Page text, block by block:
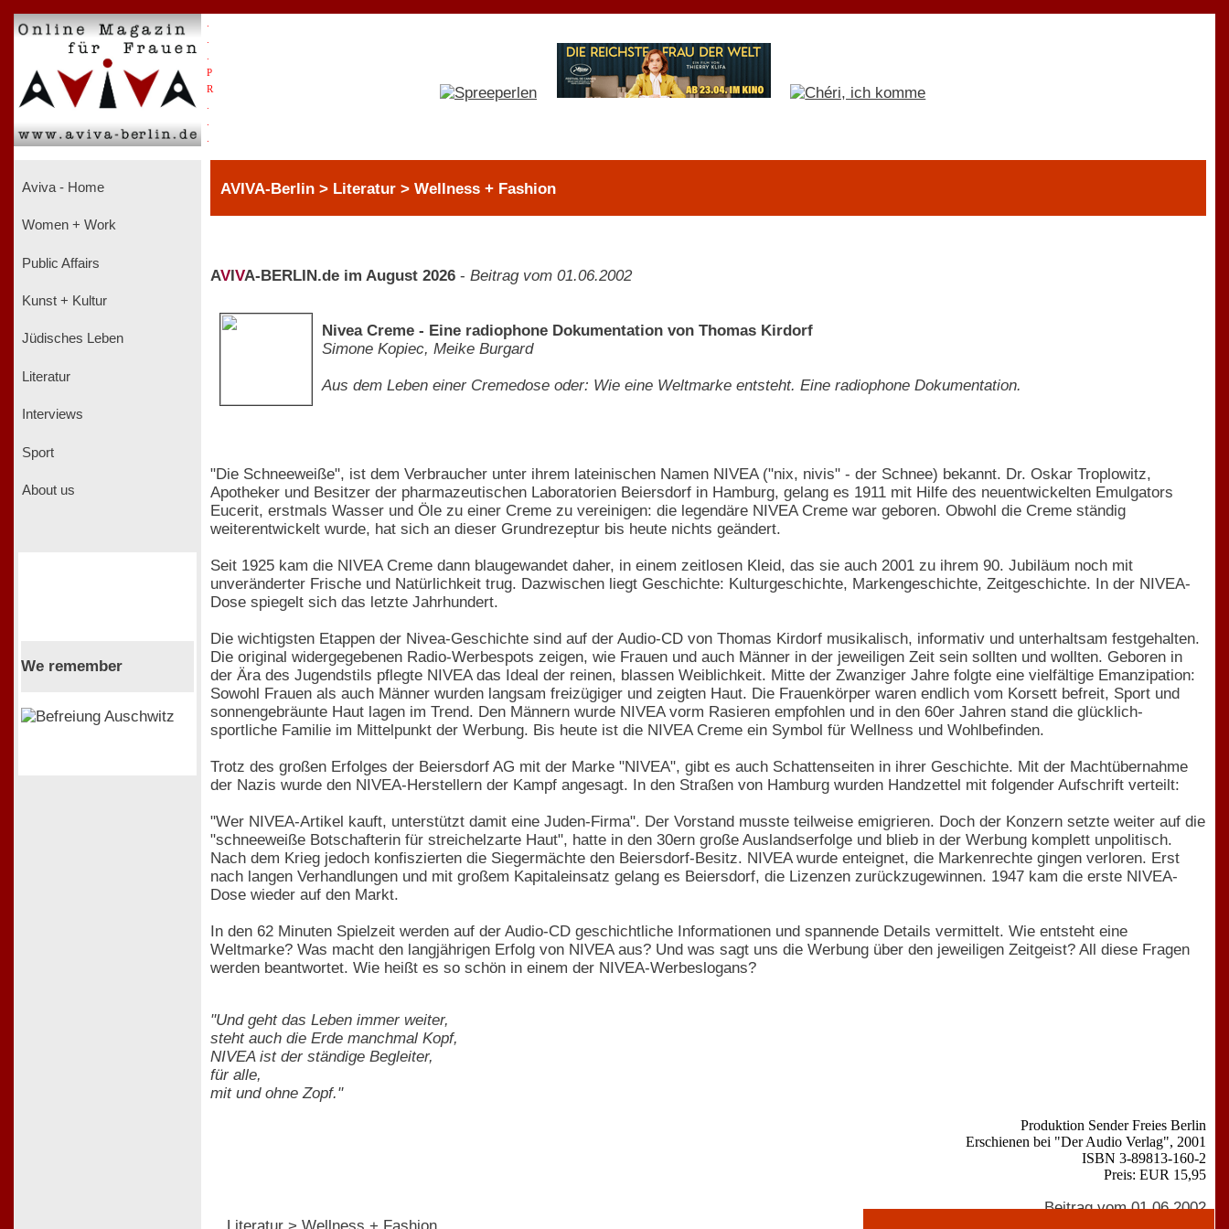
P
R
Aviva - Home
Women + Work
Public Affairs
Kunst + Kultur
Jüdisches Leben
Literatur
Interviews
Sport
About us
We remember
AVIVA-Berlin > Literatur > Wellness + Fashion
AV VA-BERLIN.de im August 2026 - Beitrag vom 01.06.2002
Nivea Creme - Eine radiophone Dokumentation von Thomas Kirdorf
Simone Kopiec, Meike Burgard
Aus dem Leben einer Cremedose oder: Wie eine Weltmarke entsteht. Eine radiophone Dokumentation.
"Die Schneeweiße", ist dem Verbraucher unter ihrem lateinischen Namen NIVEA ("nix, nivis" - der Schnee) bekannt. Dr. Oskar Troplowitz,
Apotheker und Besitzer der pharmazeutischen Laboratorien Beiersdorf in Hamburg, gelang es 1911 mit Hilfe des neuentwickelten Emulgators
Eucerit, erstmals Wasser und Öle zu einer Creme zu vereinigen: die legendäre NIVEA Creme war geboren. Obwohl die Creme ständig
weiterentwickelt wurde, hat sich an dieser Grundrezeptur bis heute nichts geändert.
Seit 1925 kam die NIVEA Creme dann blaugewandet daher, in einem zeitlosen Kleid, das sie auch 2001 zu ihrem 90. Jubiläum noch mit
unveränderter Frische und Natürlichkeit trug. Dazwischen liegt Geschichte: Kulturgeschichte, Markengeschichte, Zeitgeschichte. In der NIVEA-
Dose spiegelt sich das letzte Jahrhundert.
Die wichtigsten Etappen der Nivea-Geschichte sind auf der Audio-CD von Thomas Kirdorf musikalisch, informativ und unterhaltsam festgehalten.
Die original widergegebenen Radio-Werbespots zeigen, wie Frauen und auch Männer in der jeweiligen Zeit sein sollten und wollten. Geboren in
der Ära des Jugendstils pflegte NIVEA das Ideal der reinen, blassen Weiblichkeit. Mitte der Zwanziger Jahre folgte eine vielfältige Emanzipation:
Sowohl Frauen als auch Männer wurden langsam freizügiger und zeigten Haut. Die Frauenkörper waren endlich vom Korsett befreit, Sport und
sonnengebräunte Haut lagen im Trend. Den Männern wurde NIVEA vorm Rasieren empfohlen und in den 60er Jahren stand die glücklich-
sportliche Familie im Mittelpunkt der Werbung. Bis heute ist die NIVEA Creme ein Symbol für Wellness und Wohlbefinden.
Trotz des großen Erfolges der Beiersdorf AG mit der Marke "NIVEA", gibt es auch Schattenseiten in ihrer Geschichte. Mit der Machtübernahme
der Nazis wurde den NIVEA-Herstellern der Kampf angesagt. In den Straßen von Hamburg wurden Handzettel mit folgender Aufschrift verteilt:
"Wer NIVEA-Artikel kauft, unterstützt damit eine Juden-Firma". Der Vorstand musste teilweise emigrieren. Doch der Konzern setzte weiter auf die
"schneeweiße Botschafterin für streichelzarte Haut", hatte in den 30ern große Auslandserfolge und blieb in der Werbung komplett unpolitisch.
Nach dem Krieg jedoch konfiszierten die Siegermächte den Beiersdorf-Besitz. NIVEA wurde enteignet, die Markenrechte gingen verloren. Erst
nach langen Verhandlungen und mit großem Kapitaleinsatz gelang es Beiersdorf, die Lizenzen zurückzugewinnen. 1947 kam die erste NIVEA-
Dose wieder auf den Markt.
In den 62 Minuten Spielzeit werden auf der Audio-CD geschichtliche Informationen und spannende Details vermittelt. Wie entsteht eine
Weltmarke? Was macht den langjährigen Erfolg von NIVEA aus? Und was sagt uns die Werbung über den jeweiligen Zeitgeist? All diese Fragen
werden beantwortet. Wie heißt es so schön in einem der NIVEA-Werbeslogans?
"Und geht das Leben immer weiter,
steht auch die Erde manchmal Kopf,
NIVEA ist der ständige Begleiter,
für alle,
mit und ohne Zopf."
Produktion Sender Freies Berlin
Erschienen bei "Der Audio Verlag", 2001
ISBN 3-89813-160-2
Preis: EUR 15,95
Beitrag vom 01.06.2002